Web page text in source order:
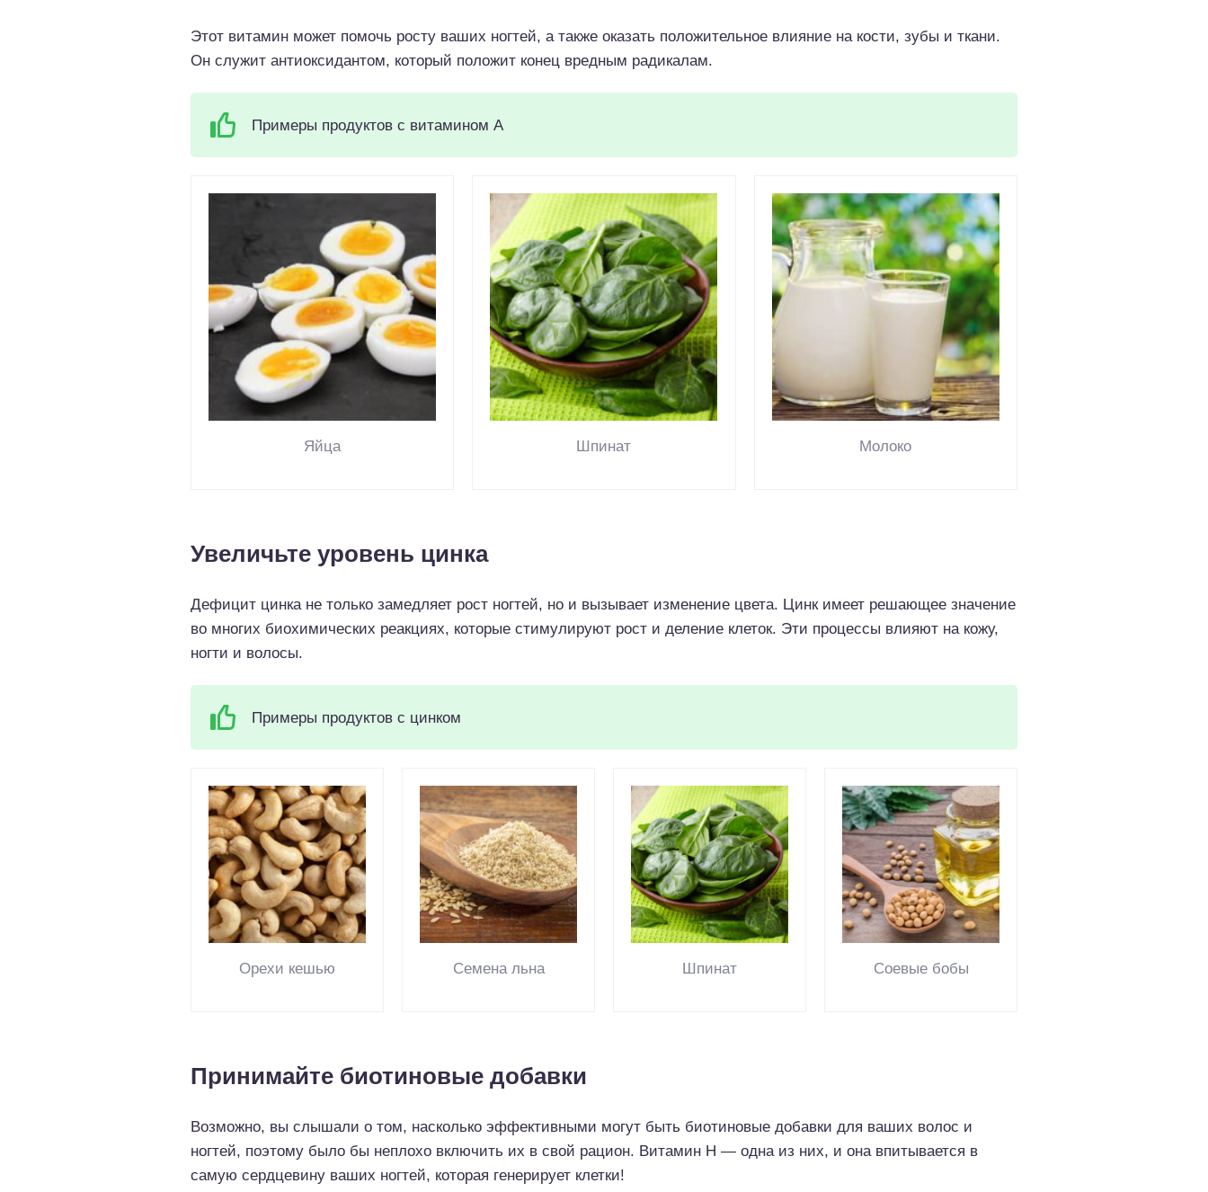
Этот витамин может помочь росту ваших ногтей, а также оказать положительное влияние на кости, зубы и ткани.
Он служит антиоксидантом, который положит конец вредным радикалам.
Примеры продуктов с витамином A
Яйца Шпинат Молоко
Увеличьте уровень цинка
Дефицит цинка не только замедляет рост ногтей, но и вызывает изменение цвета. Цинк имеет решающее значение
во многих биохимических реакциях, которые стимулируют рост и деление клеток. Эти процессы влияют на кожу,
ногти и волосы.
Примеры продуктов с цинком
Орехи кешью Семена льна Шпинат Соевые бобы
Принимайте биотиновые добавки
Возможно, вы слышали о том, насколько эффективными могут быть биотиновые добавки для ваших волос и
ногтей, поэтому было бы неплохо включить их в свой рацион. Витамин Н — одна из них, и она впитывается в
самую сердцевину ваших ногтей, которая генерирует клетки!